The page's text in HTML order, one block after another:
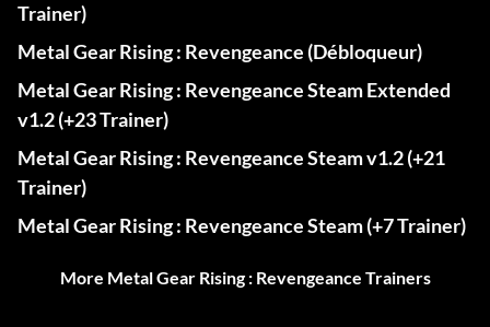
Trainer)
Metal Gear Rising : Revengeance (Débloqueur)
Metal Gear Rising : Revengeance Steam Extended
v1.2 (+23 Trainer)
Metal Gear Rising : Revengeance Steam v1.2 (+21
Trainer)
Metal Gear Rising : Revengeance Steam (+7 Trainer)
More Metal Gear Rising : Revengeance Trainers